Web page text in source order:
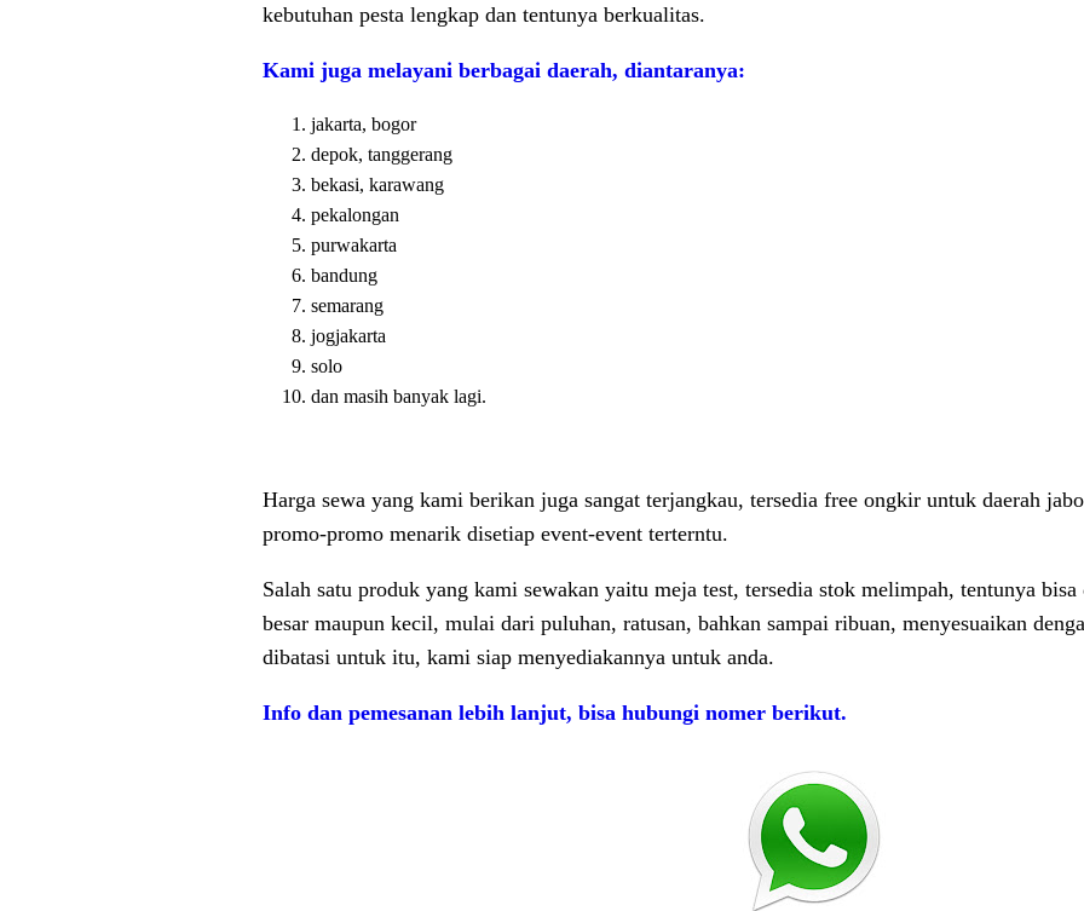
kebutuhan pesta lengkap dan tentunya berkualitas.
Kami juga melayani berbagai daerah, diantaranya:
jakarta, bogor
depok, tanggerang
bekasi, karawang
pekalongan
purwakarta
bandung
semarang
jogjakarta
solo
dan masih banyak lagi.
Harga sewa yang kami berikan juga sangat terjangkau, tersedia free ongkir untuk daerah
promo-promo menarik disetiap event-event terterntu.
Salah satu produk yang kami sewakan yaitu meja test, tersedia stok melimpah, tentunya
besar maupun kecil, mulai dari puluhan, ratusan, bahkan sampai ribuan, menyesuaikan
dibatasi untuk itu, kami siap menyediakannya untuk anda.
Info dan pemesanan lebih lanjut, bisa hubungi nomer berikut.